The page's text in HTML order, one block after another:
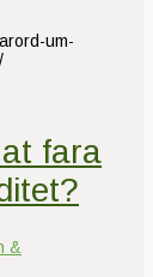
um-
fara
&